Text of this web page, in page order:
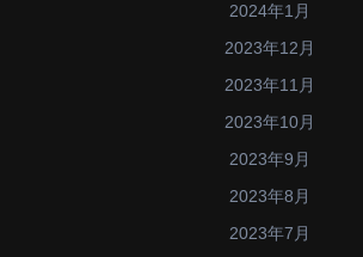
2024年1月
2023年12月
2023年11月
2023年10月
2023年9月
2023年8月
2023年7月